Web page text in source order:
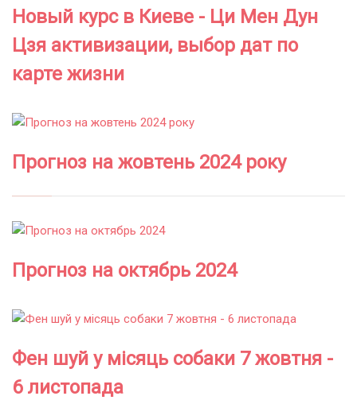
Новый курс в Киеве - Ци Мен Дун
Цзя активизации, выбор дат по
карте жизни
Прогноз на жовтень 2024 року
Прогноз на октябрь 2024
Фен шуй у місяць собаки 7 жовтня -
6 листопада